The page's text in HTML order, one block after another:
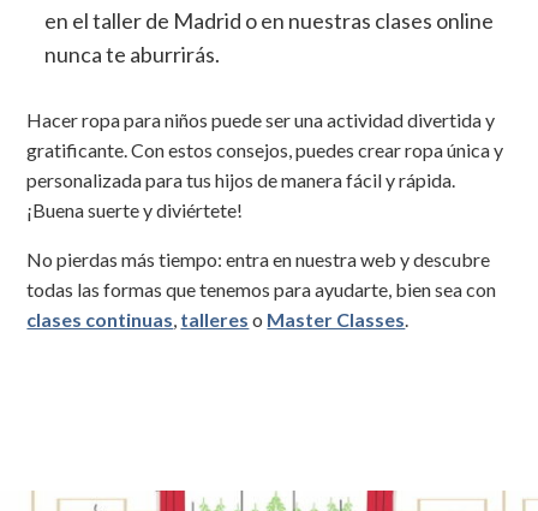
en el taller de Madrid o en nuestras clases online
nunca te aburrirás.
Hacer ropa para niños puede ser una actividad divertida y
gratificante. Con estos consejos, puedes crear ropa única y
personalizada para tus hijos de manera fácil y rápida.
¡Buena suerte y diviértete!
No pierdas más tiempo: entra ennuestraweb y descubre
todas las formas que tenemos para ayudarte, bien sea con
clases continuas, talleres o Master Classes.